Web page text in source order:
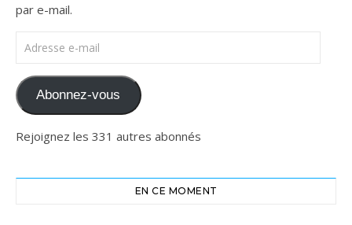
par e-mail.
Adresse e-mail
Abonnez-vous
Rejoignez les 331 autres abonnés
EN CE MOMENT